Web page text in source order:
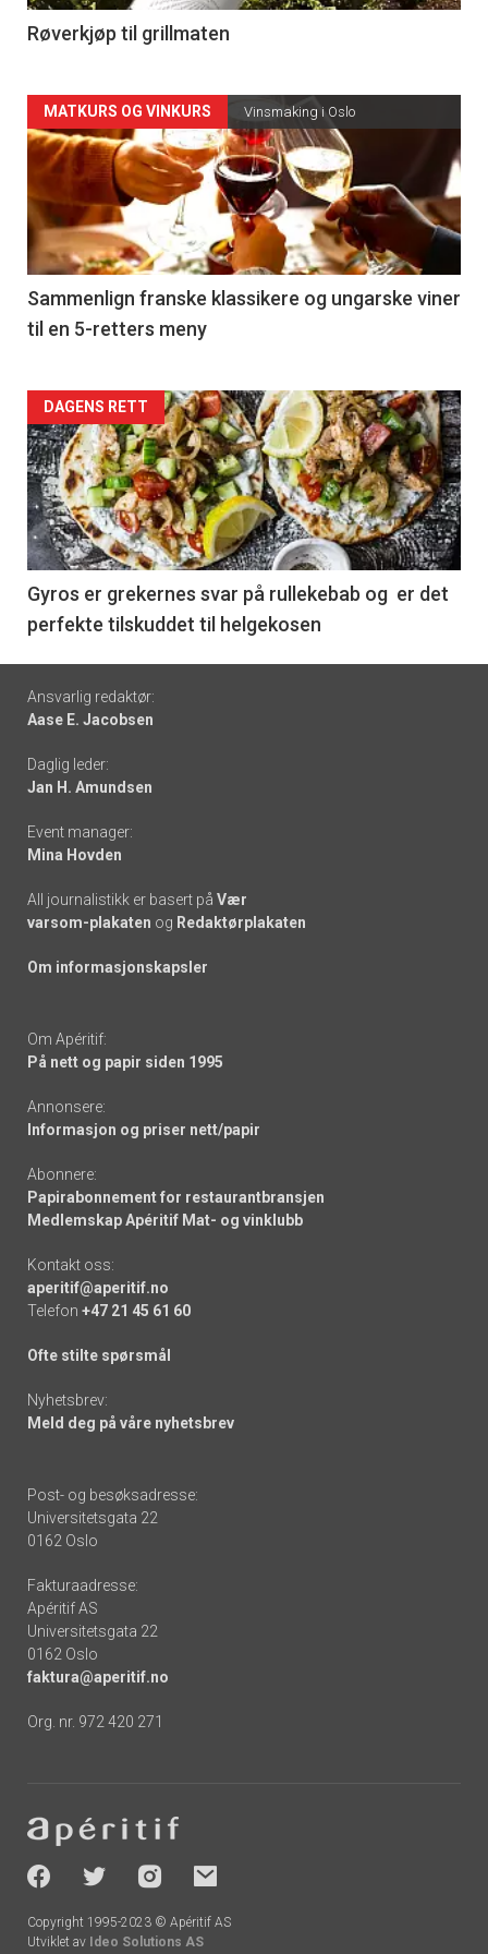
4
Røverkjøp til grillmaten
Forsiden
akkurat
nå
-
5
MATKURS OG VINKURS Vinsmaking i Oslo
Sammenlign franske klassikere og ungarske viner
til en 5-retters meny
Forsiden
akkurat
nå
-
6
DAGENS RETT
Gyros er grekernes svar på rullekebab og er det
perfekte tilskuddet til helgekosen
Footer
-
links
Ansvarlig redaktør:
Aase E. Jacobsen
Daglig leder:
Jan H. Amundsen
Event manager:
Mina Hovden
All journalistikk er basert på Vær
varsom-plakaten og Redaktørplakaten
Om informasjonskapsler
Om Apéritif:
På nett og papir siden 1995
Annonsere:
Informasjon og priser nett/papir
Abonnere:
Papirabonnement for restaurantbransjen
Medlemskap Apéritif Mat- og vinklubb
Kontakt oss:
aperitif@aperitif.no
Telefon +47 21 45 61 60
Ofte stilte spørsmål
Nyhetsbrev:
Meld deg på våre nyhetsbrev
Post- og besøksadresse:
Universitetsgata 22
0162 Oslo
Fakturaadresse:
Apéritif AS
Universitetsgata 22
0162 Oslo
faktura@aperitif.no
Org. nr. 972 420 271
-
socials
Copyright 1995-2023 © Apéritif AS
Utviklet av Ideo Solutions AS